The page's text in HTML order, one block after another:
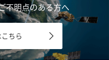
不明点のある方へ
ちら